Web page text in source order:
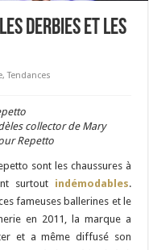
derbies et les
,Tendances
collector de Mary
Repetto
sont les chaussures à
surtout indémodables.
fameuses ballerines et le
en 2011, la marque a
et a même diffusé son